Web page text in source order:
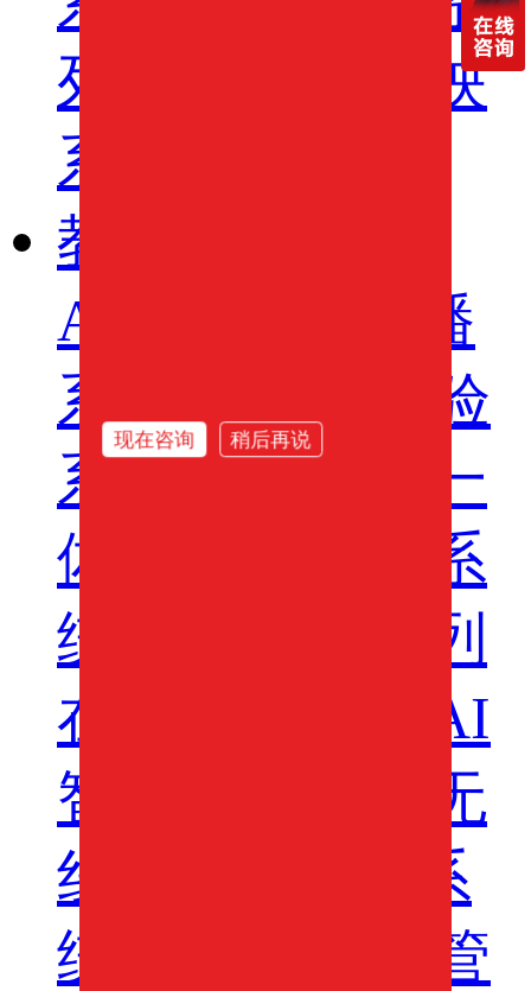
列
智慧影片放映
系统
教学系列
AI智慧教育录播
系统
AI智慧实验
系统 虚拟交互一
体机
虚拟录播系
统
职教实训系列
在线课堂系统
AI
智慧班牌系统
无
线便携式录播系
统
AI智慧录播管
现在咨询 稍后再说